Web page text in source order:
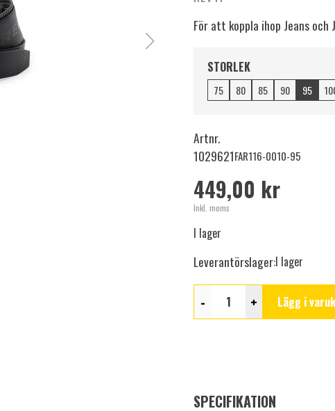
För att koppla ihop Jeans
STORLEK
75 80 85 90 95
Artnr.
1029621FAR116-0010-95
449,00 kr
Inkl. moms
I lager
Leverantörslager:I lager
- + Lägg i
SPECIFIKATION